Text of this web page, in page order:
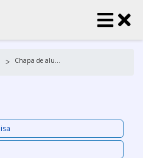
Chapa de alumínio para baú